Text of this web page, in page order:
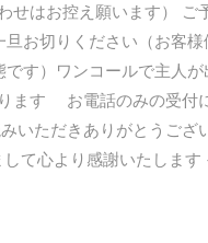
せはお控え願います）
お切りください（お客
す）ワンコールで主人
ます お電話のみの受付
いただきありがとうご
て心より感謝いたしま